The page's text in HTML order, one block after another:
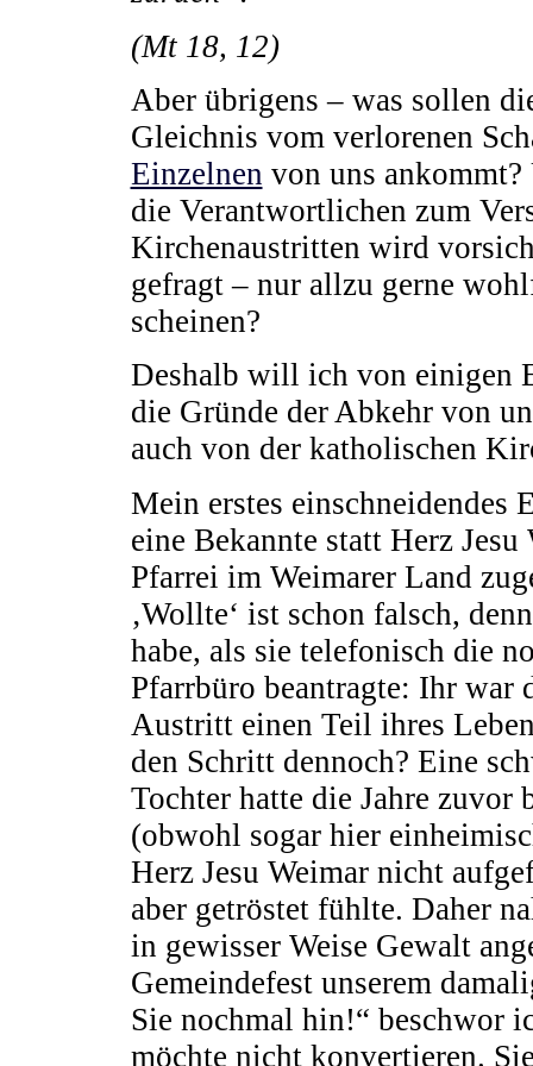
(Mt 18, 12)
Aber übrigens – was sollen
Gleichnis vom verlorenen
Einzelnen von uns
die Verantwortlichen zum
Kirchenaustritten wird
gefragt – nur allzu gerne
scheinen?
Deshalb will ich von einigen
die Gründe der Abkehr von
auch von der katholischen
Mein erstes einschneidendes
eine Bekannte statt Herz
Pfarrei im Weimarer Land
‚Wollte‘ ist schon falsch,
habe, als sie telefonisch die
Pfarrbüro beantragte: Ihr war
Austritt einen Teil ihres
den Schritt dennoch? Eine
Tochter hatte die Jahre zuvor
(obwohl sogar hier
Herz Jesu Weimar nicht
aber getröstet fühlte. Daher
in gewisser Weise Gewalt
Gemeindefest unserem
Sie nochmal hin!“ beschwor
möchte nicht konvertieren.